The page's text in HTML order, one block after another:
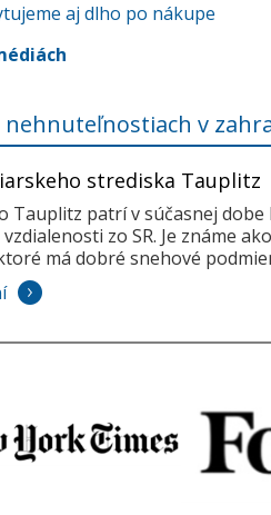
aj dlho po nákupe
nehnuteľnostiach v
strediska Tauplitz
Tauplitz patrí v súčasnej
zo SR. Je známe
má dobré snehové